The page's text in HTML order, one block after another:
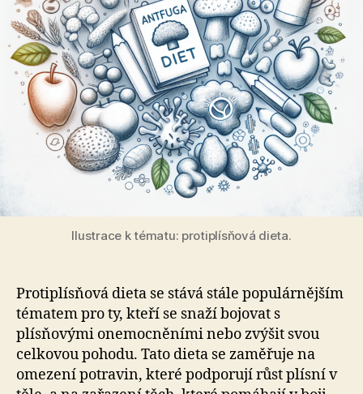
Ilustrace k tématu: protiplísňová dieta.
Protiplísňová dieta se stává stále populárnějším
tématem pro ty, kteří se snaží bojovat s
plísňovými onemocněními nebo zvýšit svou
celkovou pohodu. Tato dieta se zaměřuje na
omezení potravin, které podporují růst plísní v